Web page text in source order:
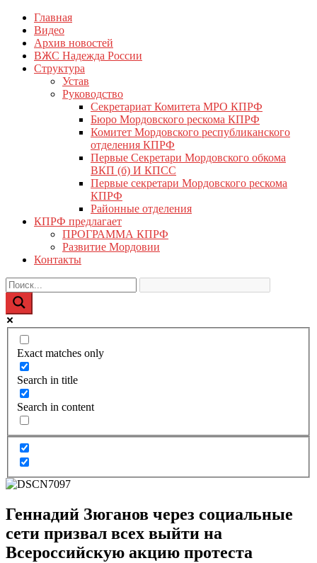
Перейти
содержимому
КПРФ Мордовия
Мордовское Региональное отделение КПРФ
Главная
Видео
Архив новостей
ВЖС Надежда России
Структура
Устав
Руководство
Секретариат Комитета МРО КПРФ
Бюро Мордовского рескома КПРФ
Комитет Мордовского республиканского
отделения КПРФ
Первые Секретари Мордовского обкома
ВКП (б) И КПСС
Первые секретари Мордовского рескома
КПРФ
Районные отделения
КПРФ предлагает
ПРОГРАММА КПРФ
Развитие Мордовии
Контакты
Exact matches only
Search in title
Search in content
Геннадий Зюганов через социальные
сети призвал всех выйти на
Всероссийскую акцию протеста